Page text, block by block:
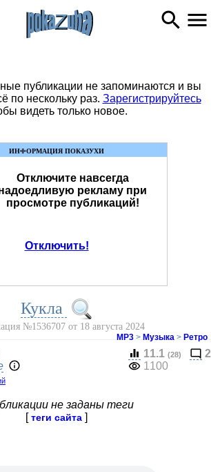
публикации не запоминаются и вы
по нескольку раз. Зарегистрируйтесь
видеть только новое.
ИНФОРМАЦИЯ ПОКАЗУХИ
Отключите навсегда
рекламу при
просмотре публикаций!
Отключить!
Кукла
№1536707 от 18 августа 2024
МР3 > Музыка > Ретро
11.1 (28)
2
1100
не заданы теги
[теги сайта ]